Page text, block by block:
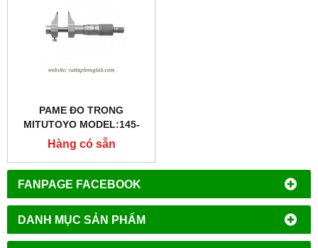
FANPAGE FACEBOOK
DANH MỤC SẢN PHẨM
PAME ĐO TRONG
MITUTOYO MODEL:145-
185
Hàng có sẵn